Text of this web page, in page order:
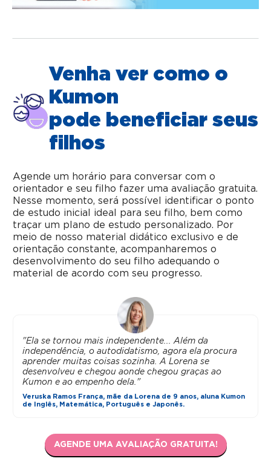
Venha ver como o
Kumon
pode beneficiar seus
filhos
Agende um horário para conversar com o
orientador e seu filho fazer uma avaliação gratuita.
Nesse momento, será possível identificar o ponto
de estudo inicial ideal para seu filho, bem como
traçar um plano de estudo personalizado. Por
meio de nosso material didático exclusivo e de
orientação constante, acompanharemos o
desenvolvimento do seu filho adequando o
material de acordo com seu progresso.
"Ela se tornou mais independente... Além da
independência, o autodidatismo, agora ela procura
aprender muitas coisas sozinha. A Lorena se
desenvolveu e chegou aonde chegou graças ao
Kumon e ao empenho dela."
Veruska Ramos França, mãe da Lorena de 9 anos, aluna Kumon
de Inglês, Matemática, Português e Japonês.
AGENDE UMA AVALIAÇÃO GRATUITA!